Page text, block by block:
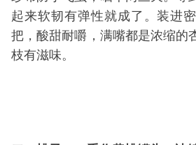
起来软韧有弹性就成了。装进
把，酸甜耐嚼，满嘴都是浓缩的
枝有滋味。